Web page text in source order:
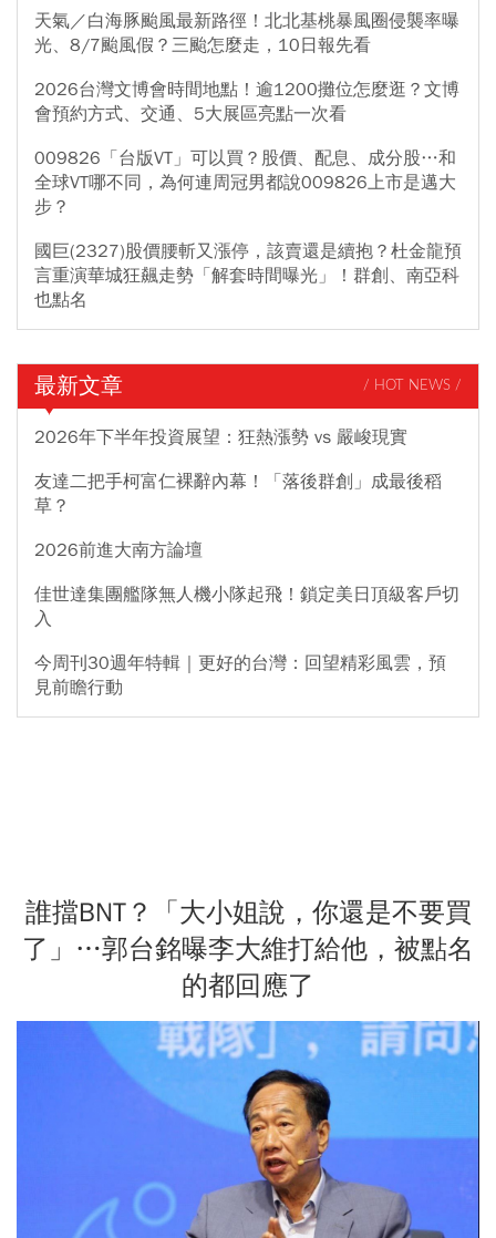
天氣／白海豚颱風最新路徑！北北基桃暴風圈侵襲率曝
光、8/7颱風假？三颱怎麼走，10日報先看
2026台灣文博會時間地點！逾1200攤位怎麼逛？文博
會預約方式、交通、5大展區亮點一次看
009826「台版VT」可以買？股價、配息、成分股…和
全球VT哪不同，為何連周冠男都說009826上市是邁大
步？
國巨(2327)股價腰斬又漲停，該賣還是續抱？杜金龍預
言重演華城狂飆走勢「解套時間曝光」！群創、南亞科
也點名
最新文章 / HOT NEWS /
2026年下半年投資展望：狂熱漲勢 vs 嚴峻現實
友達二把手柯富仁裸辭內幕！「落後群創」成最後稻
草？
2026前進大南方論壇
佳世達集團艦隊無人機小隊起飛！鎖定美日頂級客戶切
入
今周刊30週年特輯｜更好的台灣：回望精彩風雲，預
見前瞻行動
誰擋BNT？「大小姐說，你還是不要買
了」…郭台銘曝李大維打給他，被點名
的都回應了